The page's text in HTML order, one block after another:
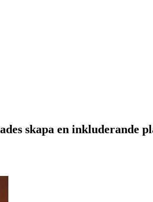
skapa en inkluderande